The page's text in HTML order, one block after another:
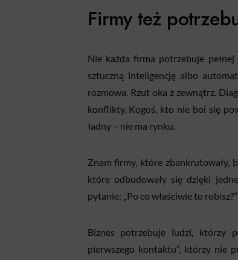
Firmy też
Nie każda firma potrzebuje
sztuczną inteligencję albo
rozmowa. Rzut oka z zewnątrz.
konflikty. Kogoś, kto nie boi się
ładny – nie ma rynku.
Znam firmy, które zbankrutowały,
które odbudowały się dzięki
pytanie: „Po co właściwie to robisz?”
Biznes potrzebuje ludzi, którzy
pierwszego kontaktu”, którzy nie